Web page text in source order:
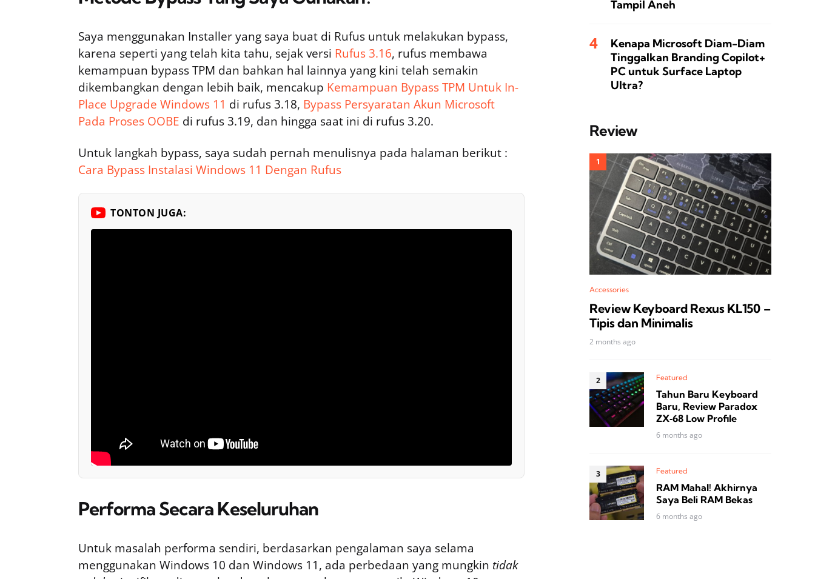
Saya menggunakan Installer yang saya buat di Rufus untuk melakukan bypass,
karena seperti yang telah kita tahu, sejak versi Rufus 3.16, rufus membawa
kemampuan bypass TPM dan bahkan hal lainnya yang kini telah semakin
dikembangkan dengan lebih baik, mencakup Kemampuan Bypass TPM Untuk In-
Place Upgrade Windows 11 di rufus 3.18, Bypass Persyaratan Akun Microsoft
Pada Proses OOBE di rufus 3.19, dan hingga saat ini di rufus 3.20.
Untuk langkah bypass, saya sudah pernah menulisnya pada halaman berikut :
Cara Bypass Instalasi Windows 11 Dengan Rufus
TONTON JUGA:
Performa Secara Keseluruhan
Untuk masalah performa sendiri, berdasarkan pengalaman saya selama
menggunakan Windows 10 dan Windows 11, ada perbedaan yang mungkin tidak
Tampil Aneh
Kenapa Microsoft Diam-Diam
Tinggalkan Branding Copilot+
PC untuk Surface Laptop
Ultra?
Review
Accessories
Review Keyboard Rexus KL150 –
Tipis dan Minimalis
2 months ago
Featured
Tahun Baru Keyboard
Baru, Review Paradox
ZX‑68 Low Profile
6 months ago
Featured
RAM Mahal! Akhirnya
Saya Beli RAM Bekas
6 months ago